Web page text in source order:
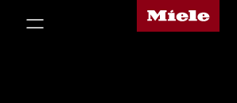
Miele-Homepage